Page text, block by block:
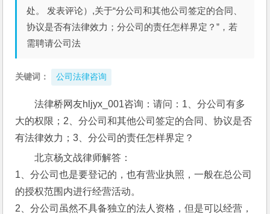
处。 发表评论）,关于“分公司和其他公司签定的合同、
协议是否有法律效力；分公司的责任怎样界定？”，若
需聘请公司法
关键词： 公司法律咨询
法律桥网友hljyx_001咨询：请问：1、分公司有多
大的权限；2、分公司和其他公司签定的合同、协议是否
有法律效力；3、分公司的责任怎样界定？
北京杨文战律师解答：
1、分公司也是要登记的，也有营业执照，一般在总公司
的授权范围内进行经营活动。
2、分公司虽然不具备独立的法人资格，但是可以经营，